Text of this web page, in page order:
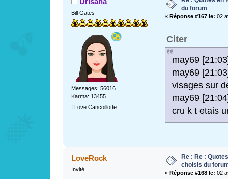
Bill Gates
Messages: 56016
Karma: 13455
I Love Cancoillotte
du forum
« Réponse #167 le: 02
Citer
may69
may69
visages sur
may69
cru k t etais
LoveRock
Invité
Re : Re :
choisis du
« Réponse #168 le: 02